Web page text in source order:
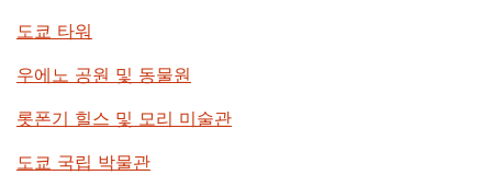
도쿄 타워
우에노 공원 및 동물원
롯폰기 힐스 및 모리 미술관
도쿄 국립 박물관